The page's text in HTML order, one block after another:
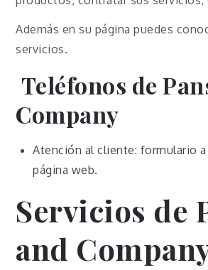
Además en su página puedes
servicios.
Teléfonos de
Company
Atención al cliente: formulario
página web.
Servicios de
and